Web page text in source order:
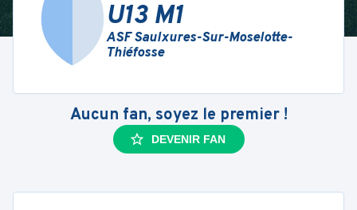
U13 M1
ASF Saulxures-Sur-Moselotte-
Thiéfosse
Aucun fan, soyez le premier !
DEVENIR FAN